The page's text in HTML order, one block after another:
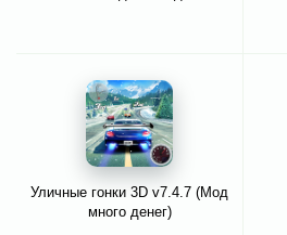
Уличные гонки 3D v7.4.7 (Мод
много денег)